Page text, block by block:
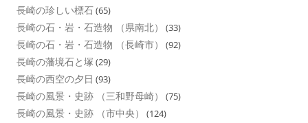
長崎の珍しい標石(65)
長崎の石・岩・石造物 （県南北） (33)
長崎の石・岩・石造物 （長崎市） (92)
長崎の藩境石と塚 (29)
長崎の西空の夕日 (93)
長崎の風景・史跡 （三和野母崎） (75)
長崎の風景・史跡 （市中央） (124)